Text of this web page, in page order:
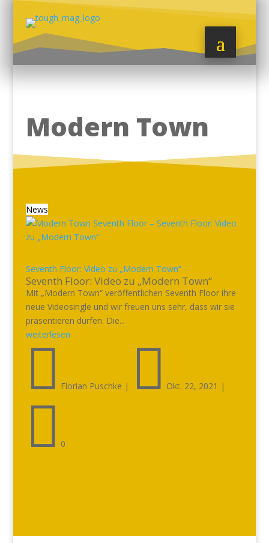
Modern Town
News
Seventh Floor: Video zu „Modern Town“
Seventh Floor: Video zu „Modern Town“
Mit „Modern Town“ veröffentlichen Seventh Floor ihre
neue Videosingle und wir freuen uns sehr, dass wir sie
präsentieren dürfen. Die...
weiterlesen
 Florian Puschke |  Okt. 22, 2021 |
 0